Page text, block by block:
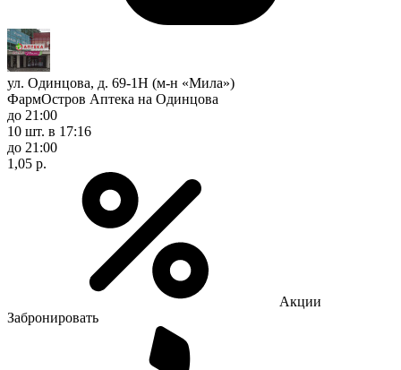
ул. Одинцова, д. 69-1Н (м-н «Мила»)
ФармОстров Аптека на Одинцова
до 21:00
10 шт. в 17:16
до 21:00
1,05 р.
Акции
Забронировать